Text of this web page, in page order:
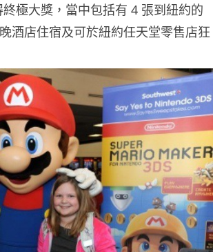
極大獎，當中包括有 4 張到紐約的
酒店住宿及可於紐約任天堂零售店狂